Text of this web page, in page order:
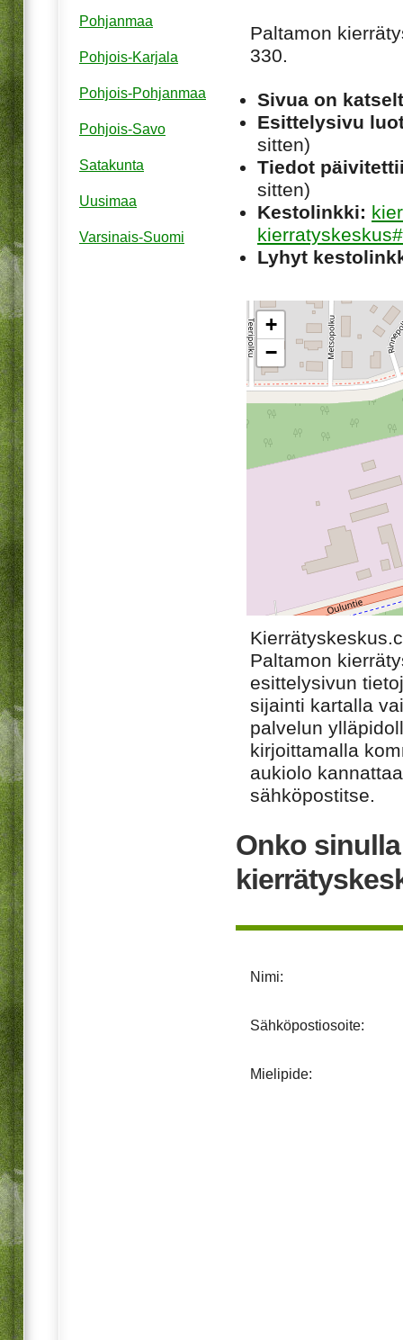
Paltamon
330.
Sivua on
Esittelysivu
sitten)
Tiedot
sitten)
Kestolinkki:
Lyhyt
+
−
Paltamon
esittelysivun
sijainti kartalla
palvelun
kirjoittamalla
aukiolo
sähköpostitse.
Onko
Nimi:
Sähköpostiosoite:
Mielipide:
Pohjanmaa
Pohjois-Karjala
Pohjois-Pohjanmaa
Pohjois-Savo
Satakunta
Uusimaa
Varsinais-Suomi